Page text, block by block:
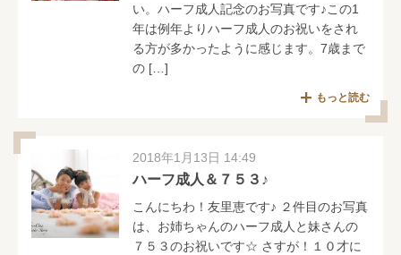
い。ハーフ成人記念のお写真です♪この1
年は例年よりハーフ成人のお祝いをされ
る方が多かったように感じます。7歳まで
の […]
もっと読む
2018年1月13日 14:49
ハーフ成人＆７５３♪
こんにちわ！友里恵です♪ ２件目のお写真
は、お姉ちゃんのハーフ成人と妹さんの
７５３のお祝いです☆ さすが！１０才に